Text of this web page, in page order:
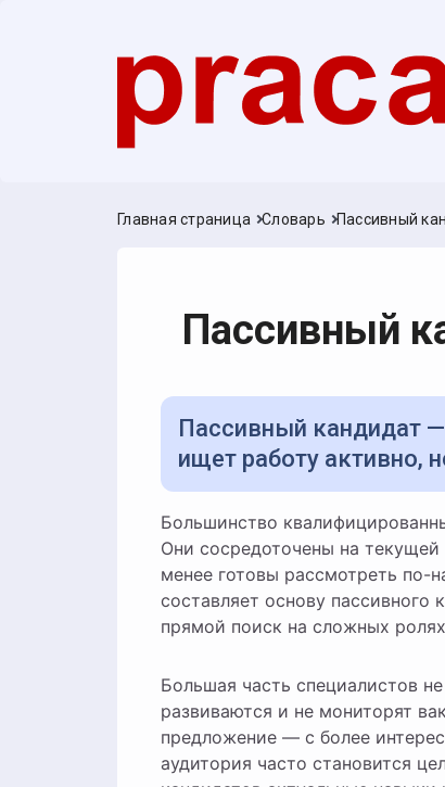
Главная страница Словарь Пассивный
Пассивный
Пассивный кандидат — трудоустроенный специалист, который не
ищет работу активно,
Большинство квалифицированных специалистов не просматривают вакансии каждый день.
Они сосредоточены на
менее готовы рассмотреть по-
составляет основу пассивного
прямой поиск на сложных
Большая часть специалистов
развиваются и не мониторят
предложение — с более
аудитория часто становится